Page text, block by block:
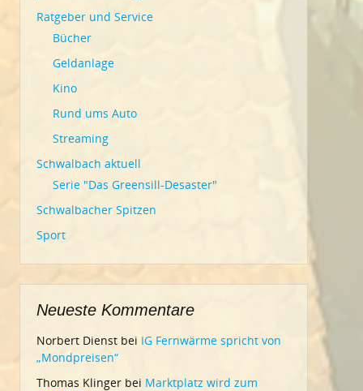
Ratgeber und Service
Bücher
Geldanlage
Kino
Rund ums Auto
Streaming
Schwalbach aktuell
Serie "Das Greensill-Desaster"
Schwalbacher Spitzen
Sport
Neueste Kommentare
Norbert Dienst bei IG Fernwärme spricht von
„Mondpreisen“
Thomas Klinger bei Marktplatz wird zum